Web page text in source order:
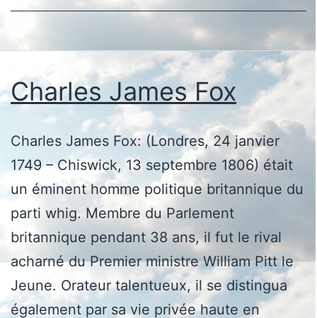
Charles James Fox
Charles James Fox: (Londres, 24 janvier
1749 – Chiswick, 13 septembre 1806) était
un éminent homme politique britannique du
parti whig. Membre du Parlement
britannique pendant 38 ans, il fut le rival
acharné du Premier ministre William Pitt le
Jeune. Orateur talentueux, il se distingua
également par sa vie privée haute en